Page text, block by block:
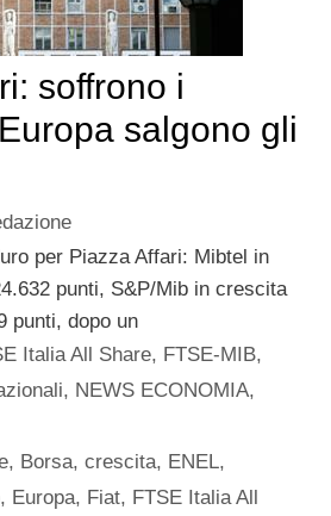
soffrono i
salgono gli
per Piazza Affari: Mibtel in
punti, S&P/Mib in crescita
punti, dopo un
Italia All Share, FTSE-MIB,
, NEWS ECONOMIA,
, Borsa,crescita, ENEL,
, Europa, Fiat, FTSE Italia All